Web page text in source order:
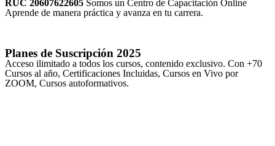
RUC 20607622605 Somos un Centro de Capacitación Online
Aprende de manera práctica y avanza en tu carrera.
Planes de Suscripción 2025
Acceso ilimitado a todos los cursos, contenido exclusivo. Con +70
Cursos al año, Certificaciones Incluidas, Cursos en Vivo por
ZOOM, Cursos autoformativos.